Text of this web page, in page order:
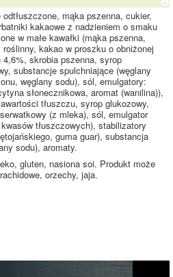
mąka pszenna, cukier,
kakaowe z nadzieniem o smaku
w małe kawałki (mąka pszenna,
kakao w proszku o obniżonej
4,6%, skrobia pszenna, syrop
substancje spulchniające (węglany
węglany sodu), sól, emulgatory:
słonecznikowa, aromat (wanilina)),
tłuszczu, syrop glukozowy,
(z mleka), sól, emulgator
tłuszczowych), stabilizatory
guma guar), substancja
sodu), aromaty.
gluten, nasiona soi. Produkt może
orzechy, jaja.